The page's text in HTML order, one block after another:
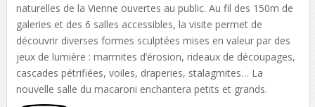
naturelles de la Vienne ouvertes au public. Au fil des 150m de
galeries et des 6 salles accessibles, la visite permet de
découvrir diverses formes sculptées mises en valeur par des
jeux de lumière : marmites d’érosion, rideaux de découpages,
cascades pétrifiées, voiles, draperies, stalagmites… La
nouvelle salle du macaroni enchantera petits et grands.